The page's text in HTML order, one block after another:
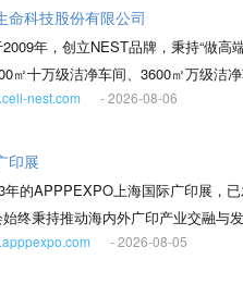
工艺技术较为先进的除草剂、杀菌
道麦）、SYNGENTA（先正达）、
全球知名大型农化公司，并与其建立
命科技股份有限公司
年，创立NEST品牌，秉持“做
㎡十万级洁净车间、3600㎡万级洁
得ISO 9001、ISO 13485、ISO
司正式成立，2022年荷兰鹿特丹、
目前NEST产品已远销北美、欧洲、
料采购-生产-包装-灭菌-交付”的无
RhodotronTT200（辐照灭菌流程
nest.com - 2026-08-06
印展
年的APPPEXPO上海国际广印展，
终秉持推动海内外广印产业交融与
创新”为一体的全产业链商贸对接平
- 2026-08-05